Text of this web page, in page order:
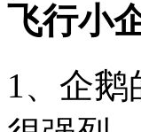
飞行小
1、企